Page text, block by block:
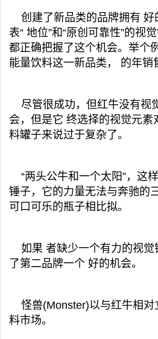
创建了新品类的品牌拥有 好
表“ 地位”和“原创可靠性”的视
都正确把握了这个机会。举个
能量饮料这一新品类， 的年销
尽管很成功，但红牛没有视
会，但是它 终选择的视觉元素
料罐子来说过于复杂了。
“两头公牛和一个太阳”，这
锤子，它的力量无法与奔驰的
可口可乐的瓶子相比拟。
如果 者缺少一个有力的视觉
了第二品牌一个 好的机会。
怪兽(Monster)以与红牛相对
料市场。